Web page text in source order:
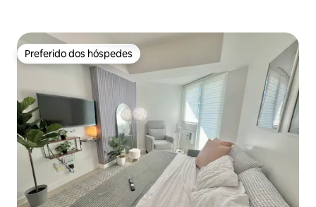
Preferido dos hóspedes
Preferido dos hóspedes